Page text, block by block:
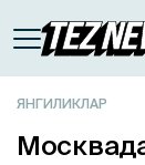
ЯНГИЛИКЛАР